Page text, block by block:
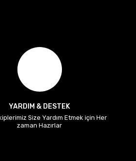
YARDIM & DESTEK
Size Yardım Etmek için Her
zaman Hazırlar